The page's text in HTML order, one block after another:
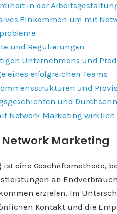
in der
Einkommen um mit
und Regulierungen
Unternehmens und
eines erfolgreichen Teams
und
und
Network Marketing wirklich
Marketing
ist eine Geschäftsmethode,
an
erzielen. Im
Kontakt und die